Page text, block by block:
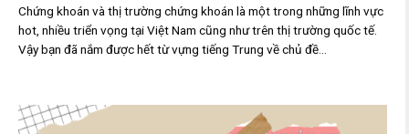
Chứng khoán và thị trường chứng khoán là một trong những lĩnh vực
hot, nhiều triển vọng tại Việt Nam cũng như trên thị trường quốc tế.
Vậy bạn đã nắm được hết từ vựng tiếng Trung về chủ đề...